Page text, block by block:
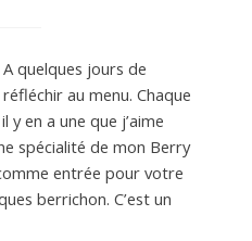
quelques jours de
au menu. Chaque
y en a une que j’aime
spécialité de mon Berry
entrée pour votre
berrichon. C’est un